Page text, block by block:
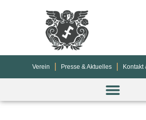
Verein Presse & Aktuelles Kontakt